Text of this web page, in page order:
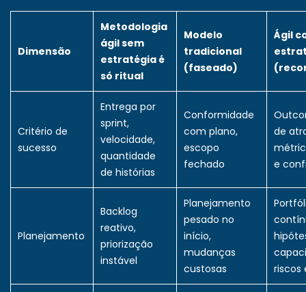
Dimensão
Metodologia
ágil sem
estratégia é
só ritual
Modelo
tradicional
(faseado)
Ágil
Critério de
sucesso
Entrega por
sprint,
velocidade,
quantidade
de histórias
Conformidade
com plano,
escopo
fechado
de
e
Planejamento
Backlog
reativo,
priorização
instável
Planejamento
pesado no
início,
mudanças
custosas
riscos